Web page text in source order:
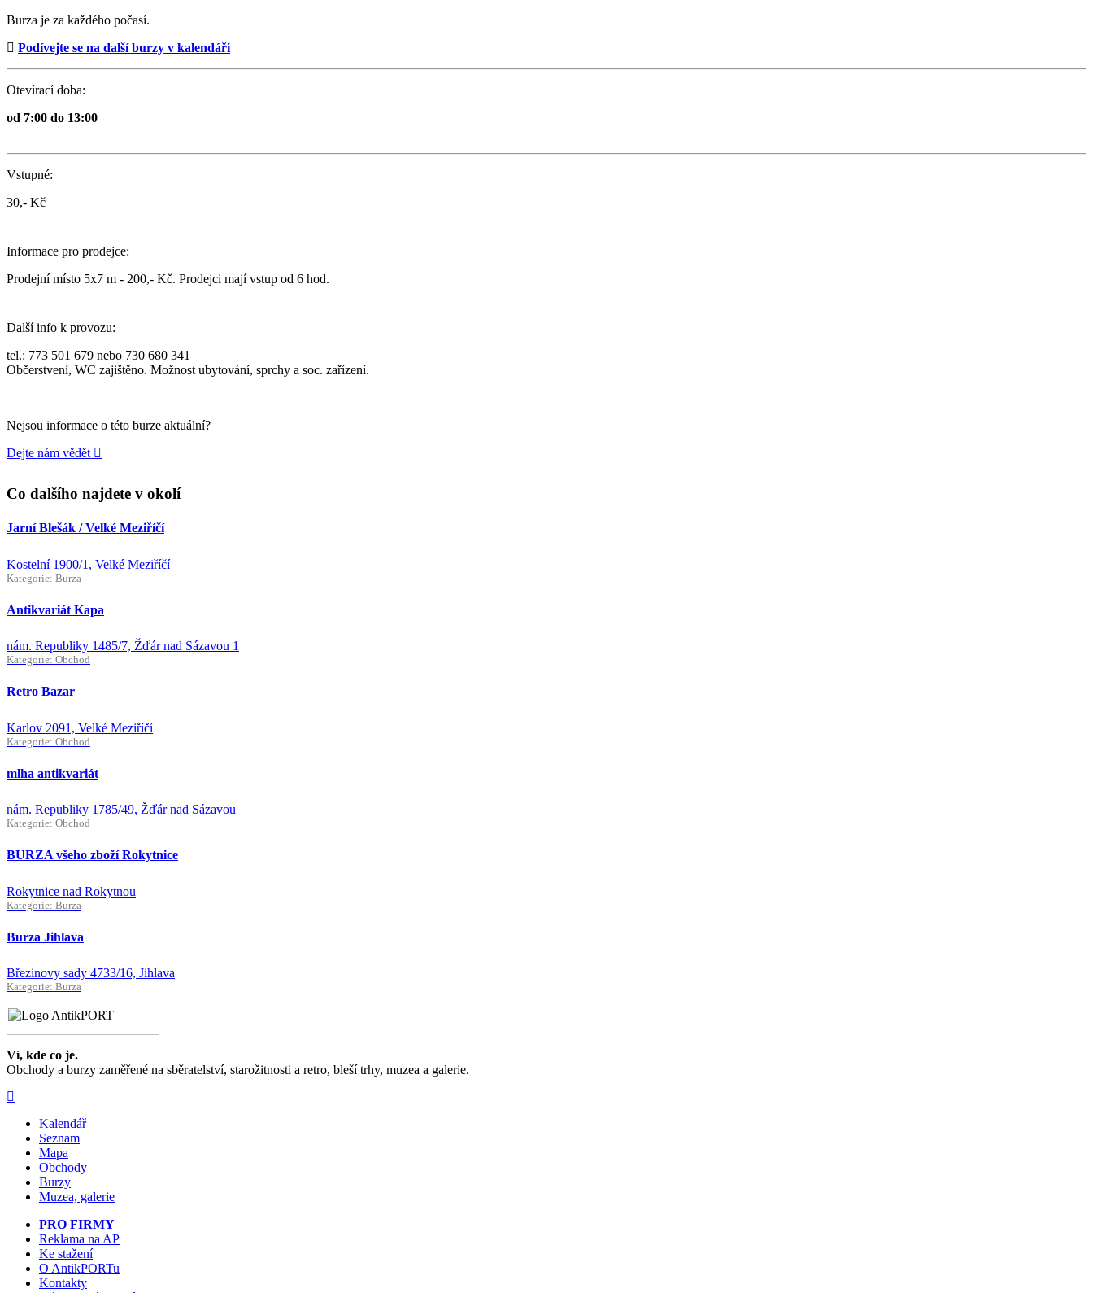
Burza je za každého počasí.
Podívejte se na další burzy v kalendáři
Otevírací doba:
od 7:00 do 13:00
Vstupné:
30,- Kč
Informace pro prodejce:
Prodejní místo 5x7 m - 200,- Kč. Prodejci mají vstup od 6 hod.
Další info k provozu:
tel.: 773 501 679 nebo 730 680 341
Občerstvení, WC zajištěno. Možnost ubytování, sprchy a soc. zařízení.
Nejsou informace o této burze aktuální?
Dejte nám vědět
Co dalšího najdete v okolí
Jarní Blešák / Velké Meziříčí
Kostelní 1900/1, Velké Meziříčí
Kategorie: Burza
Antikvariát Kapa
nám. Republiky 1485/7, Žďár nad Sázavou 1
Kategorie: Obchod
Retro Bazar
Karlov 2091, Velké Meziříčí
Kategorie: Obchod
mlha antikvariát
nám. Republiky 1785/49, Žďár nad Sázavou
Kategorie: Obchod
BURZA všeho zboží Rokytnice
Rokytnice nad Rokytnou
Kategorie: Burza
Burza Jihlava
Březinovy sady 4733/16, Jihlava
Kategorie: Burza
Ví, kde co je.
Obchody a burzy zaměřené na sběratelství, starožitnosti a retro, bleší trhy, muzea a galerie.
Kalendář
Seznam
Mapa
Obchody
Burzy
Muzea, galerie
PRO FIRMY
Reklama na AP
Ke stažení
O AntikPORTu
Kontakty